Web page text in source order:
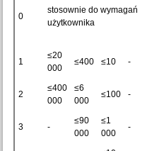
0
stosownie do wymagań
użytkownika
1
≤20
000
≤400 ≤10 -
2
≤400
000
≤6
000
≤100 -
3 -
≤90
000
≤1
000
-